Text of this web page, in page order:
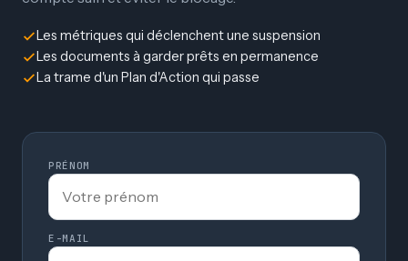
Les métriques qui déclenchent une suspension
Les documents à garder prêts en permanence
La trame d'un Plan d'Action qui passe
PRÉNOM
E-MAIL